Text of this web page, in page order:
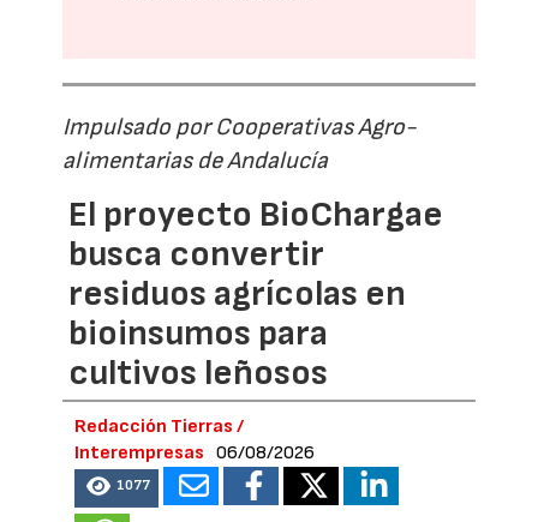
Impulsado por Cooperativas Agro-
alimentarias de Andalucía
El proyecto BioChargae
busca convertir
residuos agrícolas en
bioinsumos para
cultivos leñosos
Redacción Tierras /
Interempresas
06/08/2026
1077